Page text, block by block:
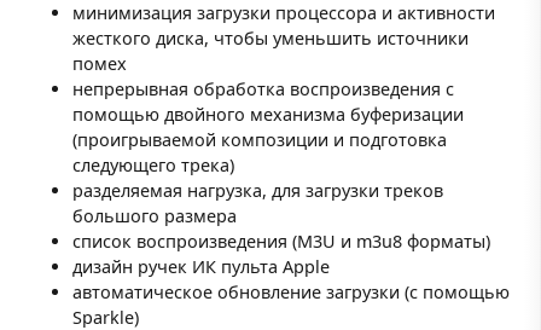
минимизация загрузки процессора и активности
жесткого диска, чтобы уменьшить источники
помех
непрерывная обработка воспроизведения с
помощью двойного механизма буферизации
(проигрываемой композиции и подготовка
следующего трека)
разделяемая нагрузка, для загрузки треков
большого размера
список воспроизведения (M3U и m3u8 форматы)
дизайн ручек ИК пульта Apple
автоматическое обновление загрузки (с помощью
Sparkle)